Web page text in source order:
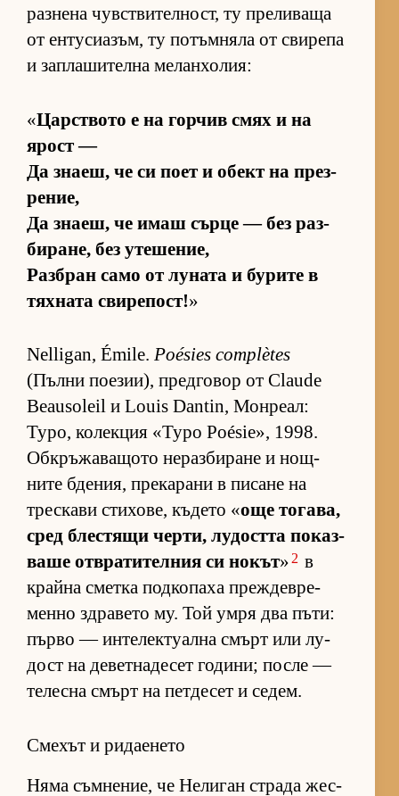
раз­нена чув­с­т­ви­тел­ност, ту пре­ли­ваща
от ен­ту­си­а­зъм, ту по­тъм­няла от сви­репа
и зап­ла­ши­телна ме­лан­хо­лия:
«Цар­с­т­вото е на гор­чив смях и на
ярост —
Да зна­еш, че си поет и обект на през­
ре­ние,
Да зна­еш, че имаш сърце — без раз­
би­ра­не, без уте­ше­ние,
Раз­б­ран само от лу­ната и бу­рите в
тях­ната сви­ре­пост!»
Nelligan, Émile. Poésies complètes
(Пълни по­е­зи­и), пред­го­вор от Claude
Beausoleil и Louis Dantin, Мон­ре­ал:
Typo, ко­лек­ция «Typo Poésie», 1998.
Об­к­ръ­жа­ва­щото не­раз­би­ране и нощ­
ните бде­ния, пре­ка­рани в пи­сане на
трес­кави сти­хо­ве, къ­дето «още то­га­ва,
сред блес­тящи чер­ти, лу­достта по­каз­
ваше от­в­ра­ти­тел­ния си но­кът» 2 в
крайна сметка под­ко­паха преж­дев­ре­
менно здра­вето му. Той умря два пъ­ти:
първо — ин­те­лек­ту­ална смърт или лу­
дост на де­вет­на­де­сет го­ди­ни; после —
те­лесна смърт на пет­де­сет и се­дем.
Смехът и ридаенето
Няма съм­не­ние, че Не­ли­ган страда жес­